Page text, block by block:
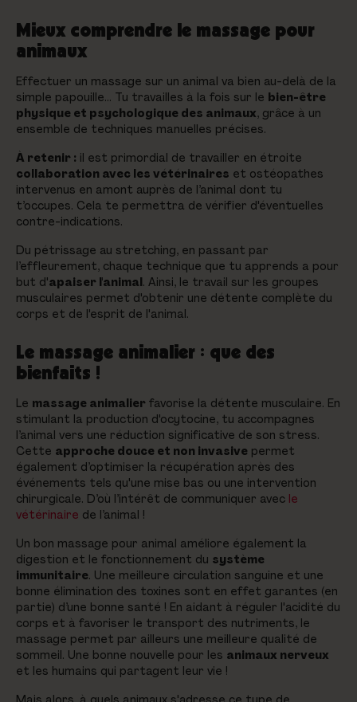
Mieux comprendre le massage pour
animaux
Effectuer un massage sur un animal va bien au-delà de la
simple papouille… Tu travailles à la fois sur le bien-être
physique et psychologique des animaux, grâce à un
ensemble de techniques manuelles précises.
À retenir : il est primordial de travailler en étroite
collaboration avec les vétérinaires et ostéopathes
intervenus en amont auprès de l’animal dont tu
t’occupes. Cela te permettra de vérifier d'éventuelles
contre-indications.
Du pétrissage au stretching, en passant par
l’effleurement, chaque technique que tu apprends a pour
but d'apaiser l'animal. Ainsi, le travail sur les groupes
musculaires permet d'obtenir une détente complète du
corps et de l'esprit de l'animal.
Le massage animalier : que des
bienfaits !
Le massage animalier favorise la détente musculaire. En
stimulant la production d'ocytocine, tu accompagnes
l’animal vers une réduction significative de son stress.
Cette approche douce et non invasive permet
également d’optimiser la récupération après des
événements tels qu'une mise bas ou une intervention
chirurgicale. D’où l’intérêt de communiquer avec le
vétérinaire de l’animal !
Un bon massage pour animal améliore également la
digestion et le fonctionnement du système
immunitaire. Une meilleure circulation sanguine et une
bonne élimination des toxines sont en effet garantes (en
partie) d’une bonne santé ! En aidant à réguler l'acidité du
corps et à favoriser le transport des nutriments, le
massage permet par ailleurs une meilleure qualité de
sommeil. Une bonne nouvelle pour les animaux nerveux
et les humains qui partagent leur vie !